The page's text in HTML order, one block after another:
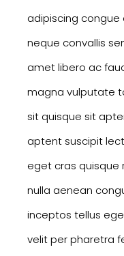
adipiscing
neque convallis
amet libero ac
magna vulputate
sit quisque sit
aptent suscipit
eget cras quisque
nulla aenean
inceptos tellus
velit per pharetra